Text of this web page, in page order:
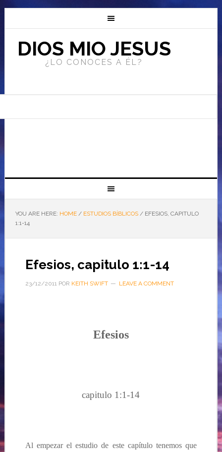
DIOS MIO JESUS
¿LO CONOCES A ÉL?
YOU ARE HERE: HOME / ESTUDIOS BÍBLICOS /EFESIOS, CAPITULO
1:1-14
Efesios, capitulo 1:1-14
23/12/2011POR KEITH SWIFT LEAVE A COMMENT
Efesios
capitulo 1:1-14
Al empezar el estudio de este capítulo tenemos que